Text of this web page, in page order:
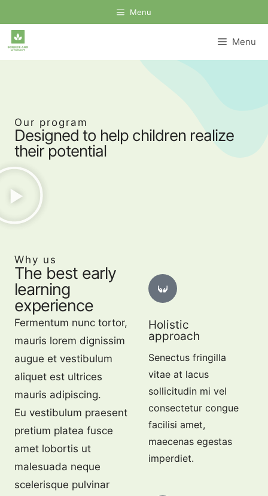
Menu
Menu
Our program
Designed to help children realize
their potential
Why us
The best early
learning
experience
Fermentum nunc tortor,
mauris lorem dignissim
augue et vestibulum
aliquet est ultrices
mauris adipiscing.
Eu vestibulum praesent
pretium platea fusce
amet lobortis ut
malesuada neque
scelerisque pulvinar
Holistic
approach
Senectus fringilla
vitae at lacus
sollicitudin mi vel
consectetur congue
facilisi amet,
maecenas egestas
imperdiet.